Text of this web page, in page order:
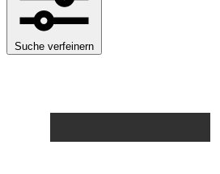
Suche verfeinern